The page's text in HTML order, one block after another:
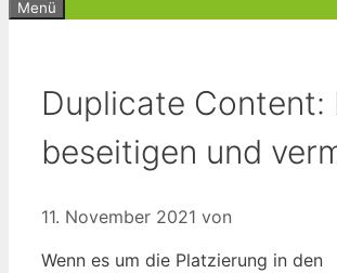
Menü
Duplicate Content:
beseitigen und
11. November 2021 von
Wenn es um die Platzierung in den